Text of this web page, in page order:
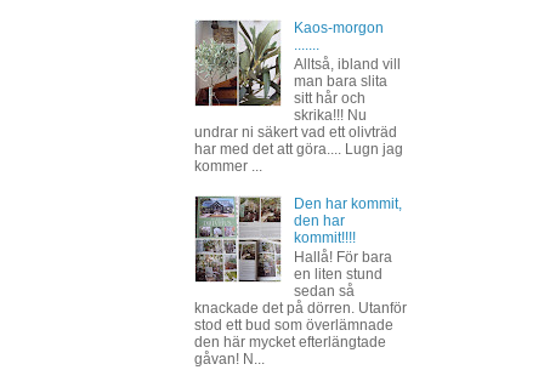
Kaos-morgon
Alltså, ibland vill
man bara slita
sitt hår och
skrika!!! Nu
undrar ni säkert vad ett olivträd
har med det att göra.... Lugn jag
kommer ...
Den har kommit,
den har
kommit!!!!
Hallå! För bara
en liten stund
sedan så
knackade det på dörren. Utanför
stod ett bud som överlämnade
den här mycket efterlängtade
gåvan! N...